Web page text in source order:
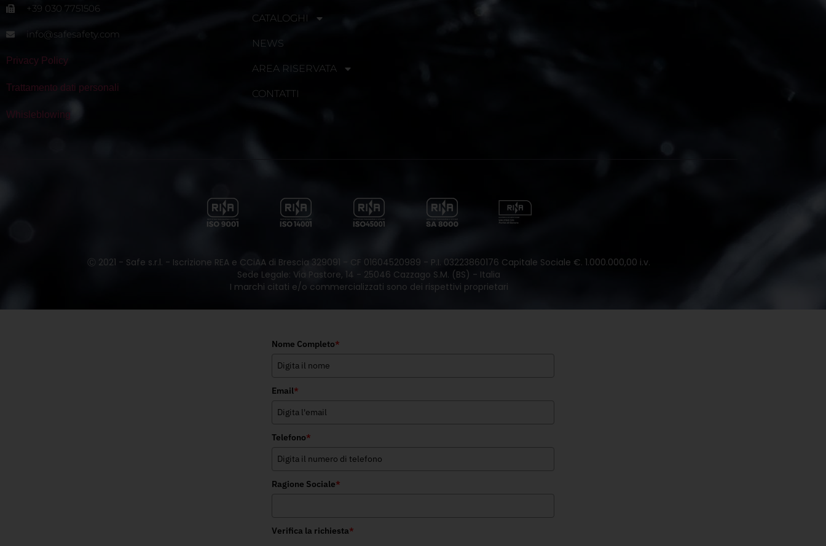
+39 030 7751506
info@safesafety.com
Privacy Policy
Trattamento dati personali
Whisleblowing
CATALOGHI
NEWS
AREA RISERVATA
CONTATTI
Ⓒ 2021 - Safe s.r.l. - Iscrizione REA e CCiAA di Brescia 329091 - CF 01604520989 - P.I. 03223860176 Capitale Sociale €. 1.000.000,00 i.v.
Sede Legale: Via Pastore, 14 - 25046 Cazzago S.M. (BS) - Italia
I marchi citati e/o commercializzati sono dei rispettivi proprietari
Nome Completo*
Email*
Telefono*
Ragione Sociale*
Verifica la richiesta*